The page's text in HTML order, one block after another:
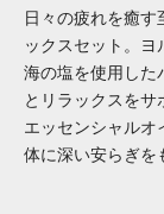
日々の疲れを癒す
ックスセット。ヨ
海の塩を使用した
とリラックスをサ
エッセンシャルオ
体に深い安らぎを